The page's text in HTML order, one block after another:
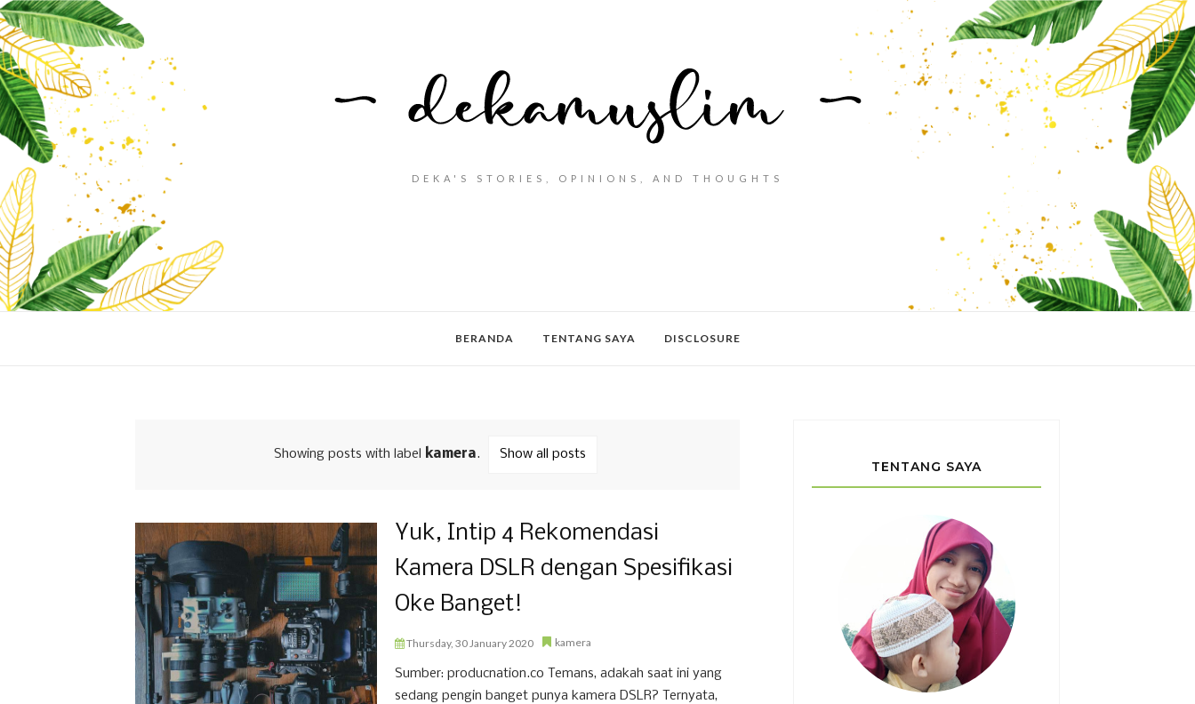
DEKA'S STORIES, OPINIONS, AND THOUGHTS
BERANDA TENTANG SAYA DISCLOSURE
Showing posts with label kamera. Show all posts
Yuk, Intip 4 Rekomendasi
Kamera DSLR dengan Spesifikasi
Oke Banget!
Thursday, 30 January 2020 kamera
Sumber: producnation.co Temans, adakah saat ini yang
sedang pengin banget punya kamera DSLR? Ternyata,
TENTANG SAYA